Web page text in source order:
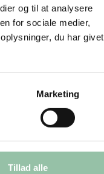
og til at analysere
for sociale medier,
du har givet
Marketing
Tillad alle